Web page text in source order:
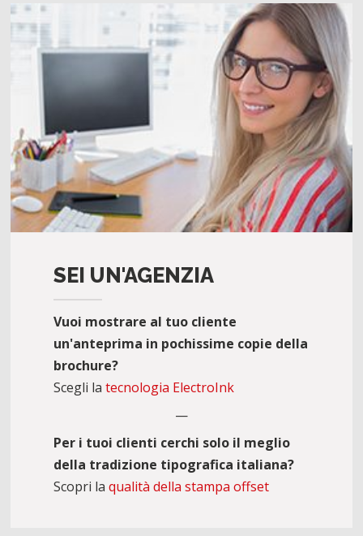
SEI UN'AGENZIA
Vuoi mostrare al tuo cliente
un'anteprima in pochissime copie della
brochure?
Scegli latecnologia ElectroInk
—
Per i tuoi clienti cerchi solo il meglio
della tradizione tipografica italiana?
Scopri laqualità della stampa offset